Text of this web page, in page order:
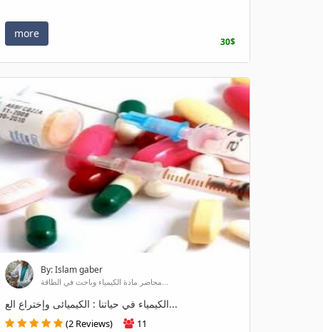
more
30$
By: Islam gaber
الكيمياء في حياتنا : الكيميائى وإختراع الع...
(2 Reviews) 11